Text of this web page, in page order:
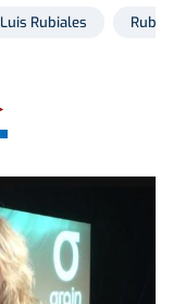
Luis Rubiales